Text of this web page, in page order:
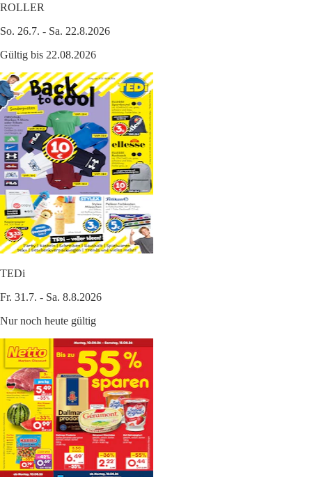
ROLLER
So. 26.7. - Sa. 22.8.2026
Gültig bis 22.08.2026
TEDi
Fr. 31.7. - Sa. 8.8.2026
Nur noch heute gültig